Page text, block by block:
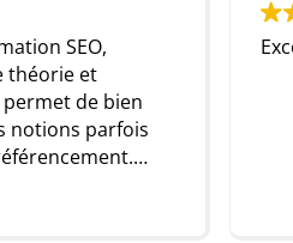
Excellente prestation